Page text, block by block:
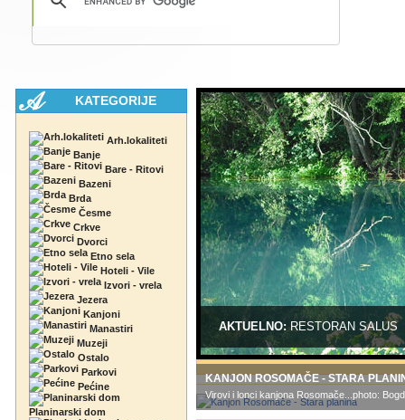
KATEGORIJE
Arh.lokaliteti
Banje
Bare - Ritovi
Bazeni
Brda
Česme
Crkve
Dvorci
Etno sela
Hoteli - Vile
Izvori - vrela
Jezera
Kanjoni
Manastiri
Muzeji
Ostalo
Parkovi
Pećine
Planinarski dom
AKTUELNO:RESTORAN SALUS
KANJON ROSOMAČE - STARA
Virovi i lonci kanjona Rosomače...photo: